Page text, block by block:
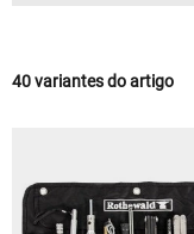
40 variantes do artigo